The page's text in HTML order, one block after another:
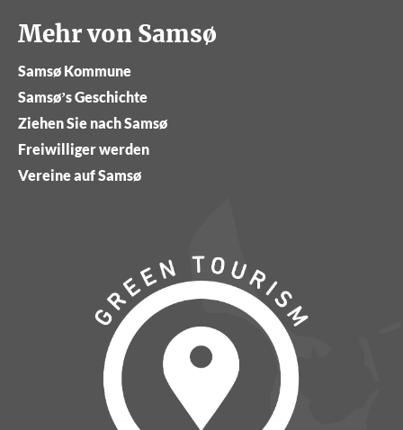
Mehr von Samsø
Samsø Kommune
Samsø’s Geschichte
Ziehen Sie nach Samsø
Freiwilliger werden
Vereine auf Samsø